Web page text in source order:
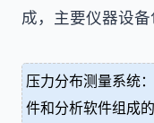
成，主要仪器设备
压力分布测量系统
件和分析软件组成